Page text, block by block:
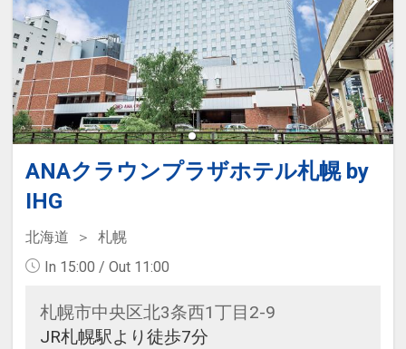
ANAクラウンプラザホテル札幌 by
IHG
北海道
札幌
In 15:00 / Out 11:00
札幌市中央区北3条西1丁目2-9
JR札幌駅より徒歩7分